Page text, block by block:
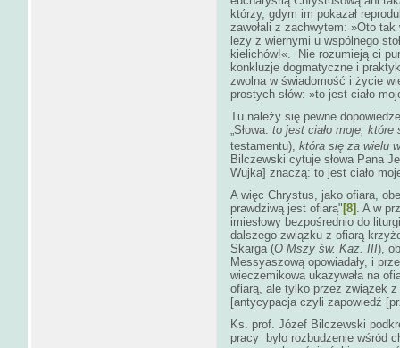
którzy, gdym im pokazał
zawołali z zachwytem: »Oto
leży z wiernymi u wspólnego
kielichów!«. Nie rozumieją ci
konkluzje dogmatyczne i
zwolna w świadomość i życie
prostych słów: »to jest ciało
Tu należy się pewne
„Słowa: to jest ciało moje,
testamentu), która się za wielu
Bilczewski cytuje słowa Pana
Wujka] znaczą: to jest ciało
A więc Chrystus, jako ofiara,
prawdziwą jest ofiarą" [8] . A w
imiesłowy bezpośrednio do
dalszego związku z ofiarą
Skarga (O Mszy św. Kaz. III),
Messyaszową opowiadały, i
wieczemikowa ukazywała na
ofiarą, ale tylko przez związek
[antycypacja czyli zapowiedź
Ks. prof. Józef Bilczewski
pracy było rozbudzenie wśród